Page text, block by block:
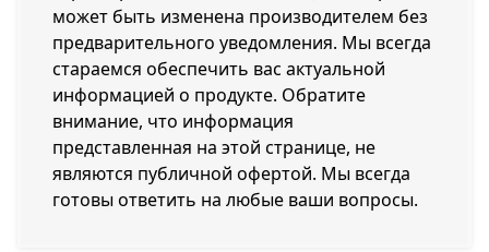
может быть изменена производителем без
предварительного уведомления. Мы всегда
стараемся обеспечить вас актуальной
информацией о продукте. Обратите
внимание, что информация
представленная на этой странице, не
являются публичной офертой. Мы всегда
готовы ответить на любые ваши вопросы.